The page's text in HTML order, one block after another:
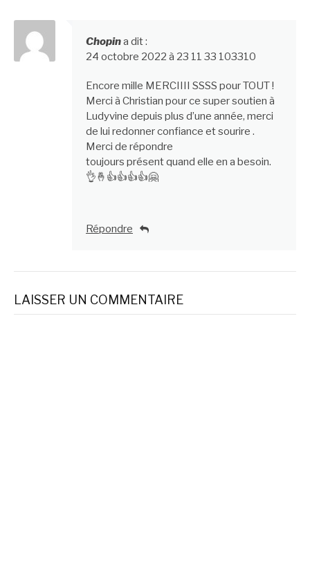
Chopina dit :
24 octobre 2022 à 23 11 33 103310
Encore mille MERCIIII SSSS pour TOUT !
Merci à Christian pour ce super soutien à
Ludyvine depuis plus d’une année, merci
de lui redonner confiance et sourire .
Merci de répondre
toujours présent quand elle en a besoin.
👌🤞👍👍👍👍🤗
Répondre
LAISSER UN COMMENTAIRE